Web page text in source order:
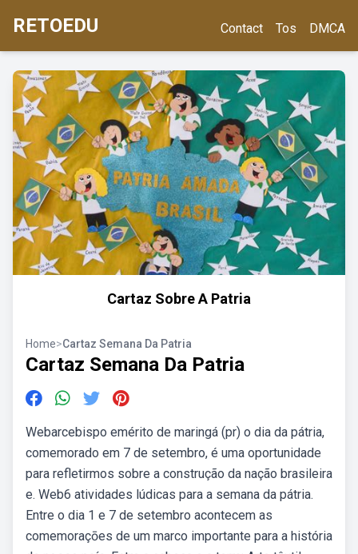
RETOEDU Contact Tos DMCA
Cartaz Sobre A Patria
Home>Cartaz Semana Da Patria
Cartaz Semana Da Patria
Webarcebispo emérito de maringá (pr) o dia da pátria,
comemorado em 7 de setembro, é uma oportunidade
para refletirmos sobre a construção da nação brasileira
e. Web6 atividades lúdicas para a semana da pátria.
Entre o dia 1 e 7 de setembro acontecem as
comemoraçōes de um marco importante para a história